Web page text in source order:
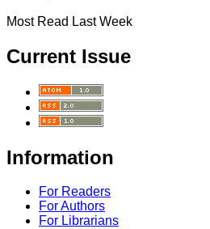
Most Read Last Week
Current Issue
Information
For Readers
For Authors
For Librarians